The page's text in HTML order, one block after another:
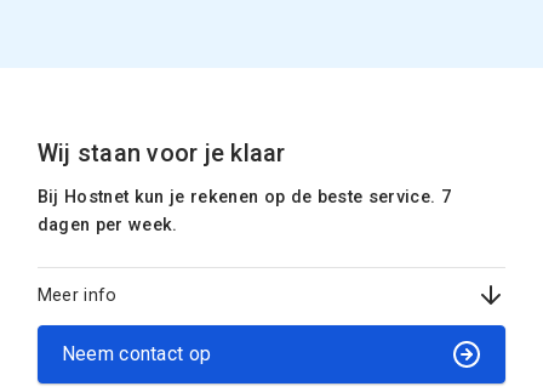
Wij staan voor je klaar
Bij Hostnet kun je rekenen op de beste service. 7
dagen per week.
Meer info
Neem contact op